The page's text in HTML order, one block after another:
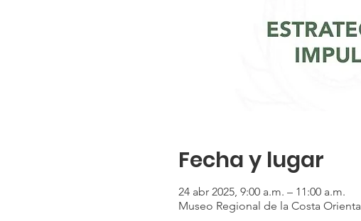
Fecha y lugar
24 abr 2025, 9:00 a.m. – 11:00 a.m.
Museo Regional de la Costa